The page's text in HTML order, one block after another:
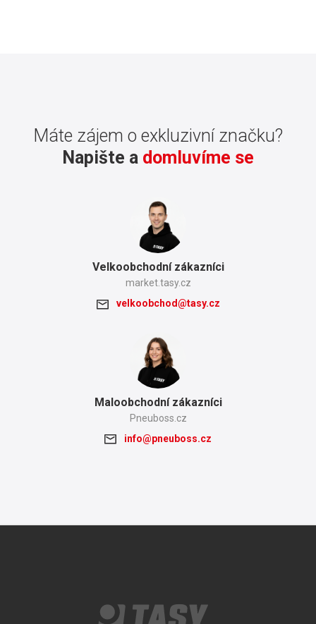
Máte zájem o exkluzivní značku?
Napište a domluvíme se
Velkoobchodní zákazníci
market.tasy.cz
velkoobchod@tasy.cz
Maloobchodní zákazníci
Pneuboss.cz
info@pneuboss.cz